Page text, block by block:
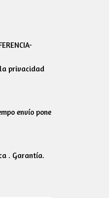
la privacidad
envío pone
. Garantía.